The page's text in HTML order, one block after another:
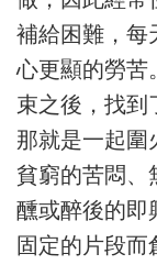
補給困難 ， 每
心更顯的勞苦
束之後，找到
那就是一起圍
貧窮的苦悶、
醺或醉後的即
固定的片段而